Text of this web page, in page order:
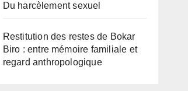
Du harcèlement sexuel
Restitution des restes de Bokar
Biro : entre mémoire familiale et
regard anthropologique